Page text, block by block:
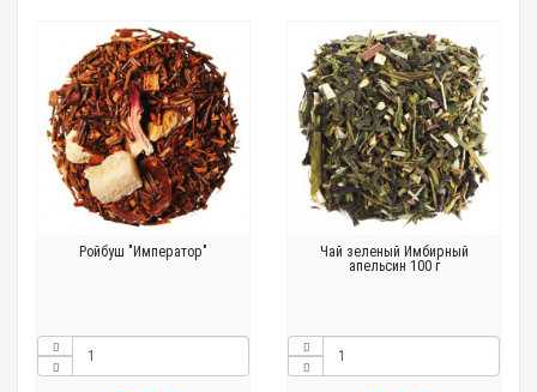
Ройбуш "Император"
Чай зеленый Имбирный
апельсин 100 г